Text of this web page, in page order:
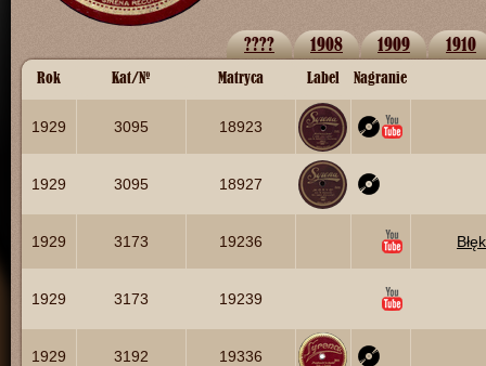
???? 1908 1909 1910
Rok Kat/№ Matryca Label Nagranie
1929 3095 18923
1929 3095 18927
1929 3173 19236
1929 3173 19239
1929 3192 19336